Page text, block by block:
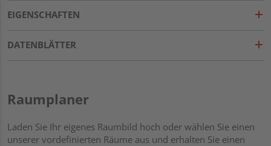
EIGENSCHAFTEN
DATENBLÄTTER
Raumplaner
Laden Sie Ihr eigenes Raumbild hoch oder wählen Sie einen
unserer vordefinierten Räume aus und erhalten Sie einen